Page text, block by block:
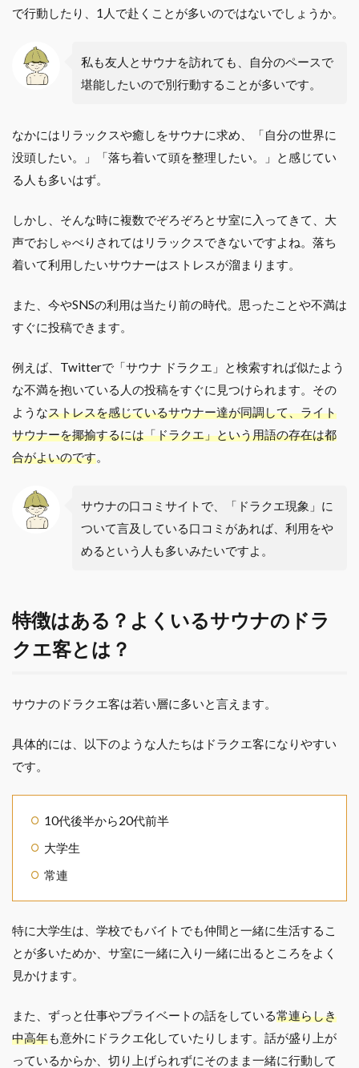
で行動したり、1人で赴くことが多いのではないでしょうか。
私も友人とサウナを訪れても、自分のペースで
堪能したいので別行動することが多いです。
なかにはリラックスや癒しをサウナに求め、「自分の世界に
没頭したい。」「落ち着いて頭を整理したい。」と感じてい
る人も多いはず。
しかし、そんな時に複数でぞろぞろとサ室に入ってきて、大
声でおしゃべりされてはリラックスできないですよね。落ち
着いて利用したいサウナーはストレスが溜まります。
また、今やSNSの利用は当たり前の時代。思ったことや不満は
すぐに投稿できます。
例えば、Twitterで「サウナ ドラクエ」と検索すれば似たよう
な不満を抱いている人の投稿をすぐに見つけられます。その
ようなストレスを感じているサウナー達が同調して、ライト
サウナーを揶揄するには「ドラクエ」という用語の存在は都
合がよいのです。
サウナの口コミサイトで、「ドラクエ現象」に
ついて言及している口コミがあれば、利用をや
めるという人も多いみたいですよ。
特徴はある？よくいるサウナのドラ
クエ客とは？
サウナのドラクエ客は若い層に多いと言えます。
具体的には、以下のような人たちはドラクエ客になりやすい
です。
10代後半から20代前半
大学生
常連
特に大学生は、学校でもバイトでも仲間と一緒に生活するこ
とが多いためか、サ室に一緒に入り一緒に出るところをよく
見かけます。
また、ずっと仕事やプライベートの話をしている常連らしき
中高年も意外にドラクエ化していたりします。話が盛り上が
っているからか、切り上げられずにそのまま一緒に行動して